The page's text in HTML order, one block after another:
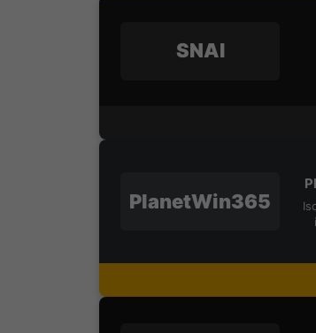
SNAI
PlanetWin365